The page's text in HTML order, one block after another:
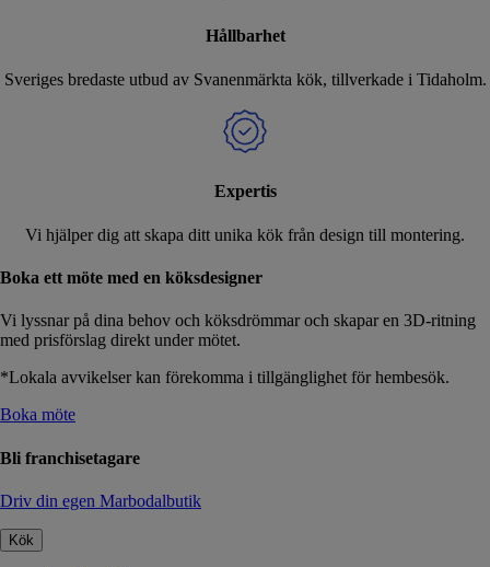
Hållbarhet
Sveriges bredaste utbud av Svanenmärkta kök, tillverkade i Tidaholm.
Expertis
Vi hjälper dig att skapa ditt unika kök från design till montering.
Boka ett möte med en köksdesigner
Vi lyssnar på dina behov och köksdrömmar och skapar en 3D-ritning
med prisförslag direkt under mötet.
*Lokala avvikelser kan förekomma i tillgänglighet för hembesök.
Boka möte
Bli franchisetagare
Driv din egen Marbodalbutik
Kök